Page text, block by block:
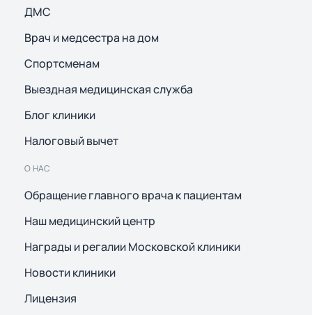
ДМС
Врач и медсестра на дом
Спортсменам
Выездная медицинская служба
Блог клиники
Налоговый вычет
О НАС
Обращение главного врача к пациентам
Наш медицинский центр
Награды и регалии Московской клиники
Новости клиники
Лицензия